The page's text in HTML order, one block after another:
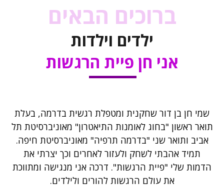
ברוכים הבאים
ילדים וילדות
אני חן פיית הרגשות
שמי חן בן דור שחקנית ומטפלת רגשית בדרמה, בעלת
תואר ראשון "בחוג לאומנות התיאטרון" מאוניברסיטת תל
אביב ותואר שני "בדרמה תרפיה" מאוניברסיטת חיפה.
תמיד אהבתי לשחק ולעזור לאחרים וכך יצרתי את
הדמות שלי "פיית הרגשות". דרכה אני מנגישה ומתווכת
את עולם הרגשות להורים ולילדים.